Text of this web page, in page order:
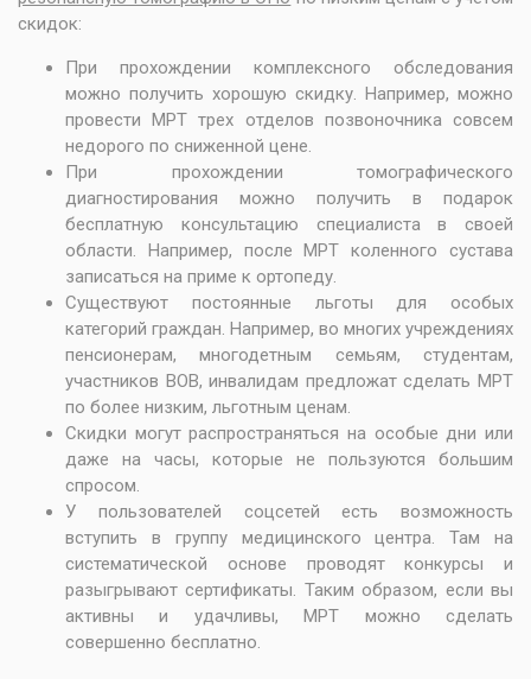
скидок:
При прохождении комплексного обследования
можно получить хорошую скидку. Например, можно
провестиМРТ трех отделов позвоночника совсем
недорого по сниженной цене.
При прохождении томографического
диагностирования можно получить в подарок
бесплатную консультацию специалиста в своей
области. Например, послеМРТ коленного сустава
записаться на приме к ортопеду.
Существуют постоянные льготы для особых
категорий граждан. Например, во многих учреждениях
пенсионерам, многодетным семьям, студентам,
участников ВОВ, инвалидам предложат сделать МРТ
по более низким, льготным ценам.
Скидки могут распространяться на особые дни или
даже на часы, которые не пользуются большим
спросом.
У пользователей соцсетей есть возможность
вступить в группу медицинского центра. Там на
систематической основе проводят конкурсы и
разыгрывают сертификаты. Таким образом, если вы
активны и удачливы, МРТ можно сделать
совершенно бесплатно.